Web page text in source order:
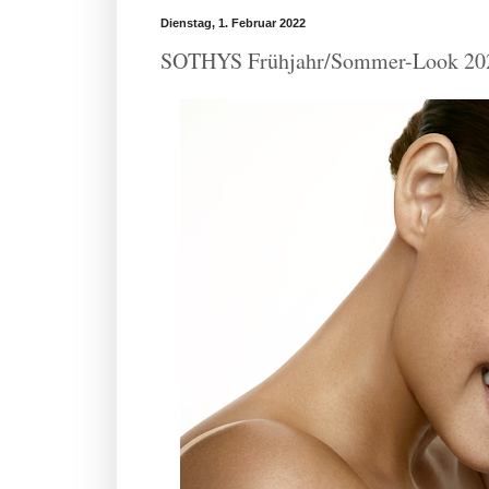
Dienstag, 1. Februar 2022
SOTHYS Frühjahr/Sommer-Look